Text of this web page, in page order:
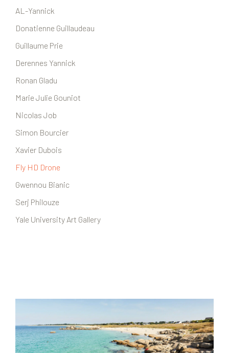
AL-Yannick
Donatienne Guillaudeau
Guillaume Prie
Derennes Yannick
Ronan Gladu
Marie Julie Gouniot
Nicolas Job
Simon Bourcier
Xavier Dubois
Fly HD Drone
Gwennou Bianic
Serj Philouze
Yale University Art Gallery